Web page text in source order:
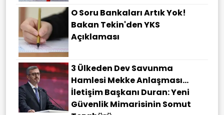
O Soru Bankaları Artık Yok!
Bakan Tekin'den YKS
Açıklaması
3 Ülkeden Dev Savunma
Hamlesi Mekke Anlaşması…
İletişim Başkanı Duran: Yeni
Güvenlik Mimarisinin Somut